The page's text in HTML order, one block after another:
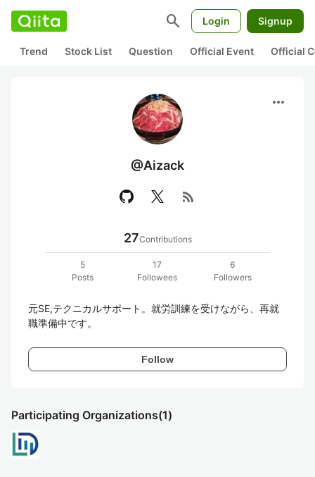
search Login Signup
Trend Stock List Question Official Event Official
more_horiz
@Aizack
rss_feed
27Contributions
5
Posts
17
Followees
6
Followers
元SE,テクニカルサポート。就労訓練を受けながら、再就
職準備中です。
Follow
Participating Organizations(1)